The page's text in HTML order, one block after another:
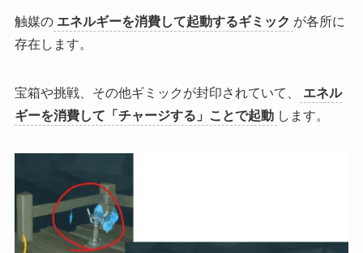
触媒の エネルギーを消費して起動するギミック が各所に
存在します。
宝箱や挑戦、その他ギミックが封印されていて、
エネル
ギーを消費して「チャージする」ことで起動 します。